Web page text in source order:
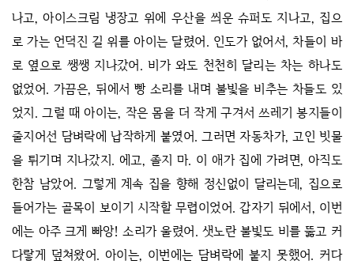
나고, 아이스크림 냉장고 위에 우산을 씌운 슈퍼도 지나고, 집으
로 가는 언덕진 길 위를 아이는 달렸어. 인도가 없어서, 차들이 바
로 옆으로 쌩쌩 지나갔어. 비가 와도 천천히 달리는 차는 하나도
없었어. 가끔은, 뒤에서 빵 소리를 내며 불빛을 비추는 차들도 있
었지. 그럴 때 아이는, 작은 몸을 더 작게 구겨서 쓰레기 봉지들이
줄지어선 담벼락에 납작하게 붙였어. 그러면 자동차가, 고인 빗물
을 튀기며 지나갔지. 에고, 졸지 마. 이 애가 집에 가려면, 아직도
한참 남았어. 그렇게 계속 집을 향해 정신없이 달리는데, 집으로
들어가는 골목이 보이기 시작할 무렵이었어. 갑자기 뒤에서, 이번
에는 아주 크게 빠앙! 소리가 울렸어. 샛노란 불빛도 비를 뚫고 커
다랗게 덮쳐왔어. 아이는, 이번에는 담벼락에 붙지 못했어. 커다